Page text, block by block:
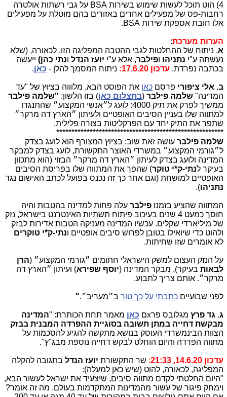
4) הוט תוכל לעשות שימוש בשירות BSA על גבי רשתות אולטרה
רחבות-פס של מפעילים אחרים באזורים בהם מוטלת על מפעילים
אלו חובת אספקת שירות BSA
.
הערות מערכת:
א. ניתוח של ההחלטות לגבי ההטבה המפליגה הזו, לכאורה, (שלא
נעשתה ע"י נתניהו ופילבר, אלא ע"י יועז הנדל ונתי כהן) ייעשה
בכתבה נפרדת. עדכון 17.6.20: ניתוח המסמך להלן - כאן.
ב. אלי ציפורי פרסם כאן את הפוסט הבא, מלוווה בציוץ של "עד
המדינה" שלמה פילבר (בתצלום כאן) בזו הלשון: "שלמה פילבר
ממשיך לפרק את תיק 4000: לועג ל״אנשי המקצוע״ שהתנגדו
למתווה שלו בעניין הסיבים האופטיים ולעיתון ״הארץ דה מרקר״
שתפר את התיק יחד עם הפרקליטות בצורה פלילית.
*******************************************************
שלמה פילבר עושה זאת שוב: בציוץ המצורף הוא לועג בצדק
ל״גורמי המקצוע״ במשרדי האוצר התקשורת, לועג בצדק למבקר
המדינה ולועג בצדק לעיתון ״הארץ דה מרקר״ הבזוי (הוא מתכוון
בעיקר לנתי-ק*י טוקר) שהפך את המתווה שלו בפריסת הסיבים
האופטיים למושחת (וגם אחר כך זה נכנס בפועל לכתב האישום נגד
נתניהו).
המתווה שהציע בזמנו פילבר עלה פחות למדינה בהטבות והיה
חוסך כמעט 4 שנים בעיכוב פיתוח תשתיות האינטרנט בישראל, נזק
של מיליארדי שקלים. עכשיו המדינה מעניקה הטבות אדירות לבזק
ולהוט כדי שיואילו בטובן לפרוש סיבים אופטיים ונתי-ק*י טוקרים
לא אומרים שזו שחיתות.
על הנזק העצום למשק הישראלי חתומים ״גורמי המקצוע״ (הרן
לבאות בעיקר), מבקר המדינה (יוסף שפירא) ועיתון ״הארץ דה
מרקר״. אותם צריך לתבוע.
לפני שבועיים כתבתי על כך טור ב״מעריב״."
ג. גד פרץ מגלובס פרxם כאן מאמר תחת הכותרת: "המדינה
מבקשת דחייה במתן תשובה בסוגיית ההפרדה המבנית בבזק
הצוות הבינמשרדי העוסק בנושא מתקשה להגיע להסכמות על
מתווה הפרדה והיום הוחלט לבקש דחייה נוספת מבג"ץ".
עדכון 14.6.20, 21:33 : שר התקשורת יועז הנדל בתגובה להקלה
המפליגה, לכאורה, להוט (שיש כאן למעלה):
"היום החלטתי לקדם מתווה סיבים, שיצעיד את ישראל לעשור הבא,
וימחק פיגור של עשור מהמדינות המתקדמות בעולם. מה זה אומר?